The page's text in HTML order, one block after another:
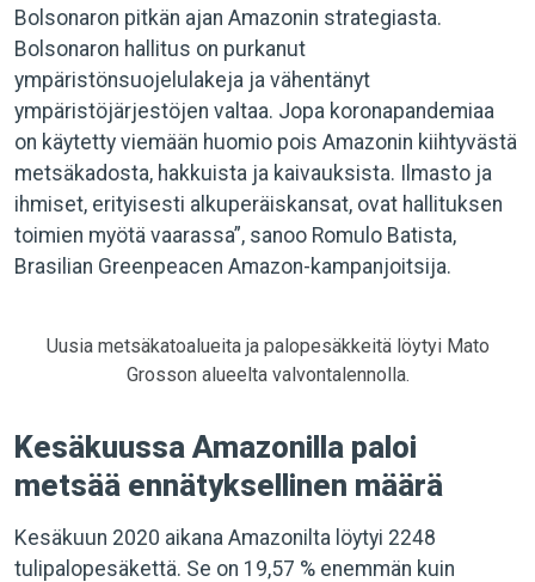
Bolsonaron pitkän ajan Amazonin strategiasta.
Bolsonaron hallitus on purkanut
ympäristönsuojelulakeja ja vähentänyt
ympäristöjärjestöjen valtaa. Jopa koronapandemiaa
on käytetty viemään huomio pois Amazonin kiihtyvästä
metsäkadosta, hakkuista ja kaivauksista. Ilmasto ja
ihmiset, erityisesti alkuperäiskansat, ovat hallituksen
toimien myötä vaarassa”, sanoo Romulo Batista,
Brasilian Greenpeacen Amazon-kampanjoitsija.
Uusia metsäkatoalueita ja palopesäkkeitä löytyi Mato
Grosson alueelta valvontalennolla.
Kesäkuussa Amazonilla paloi
metsää ennätyksellinen määrä
Kesäkuun 2020 aikana Amazonilta löytyi 2248
tulipalopesäkettä. Se on 19,57 % enemmän kuin